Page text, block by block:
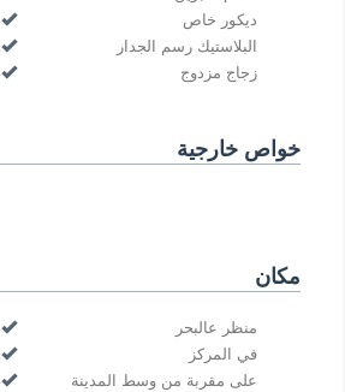
ديكور خاص
البلاستيك رسم الجدار
زجاج مزدوج
خواص خارجية
مكان
منظر عالبحر
في المركز
على مقربة من وسط المدينة